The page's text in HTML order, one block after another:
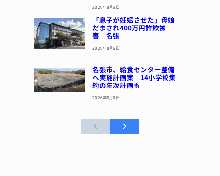
2026年8月6日
「息子が妊娠させた」母娘
だまされ400万円詐欺被
害 名張
2026年8月6日
名張市、給食センター整備
へ実施計画案 14小学校集
約の年次計画も
2026年8月6日